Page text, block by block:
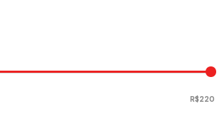
R$220